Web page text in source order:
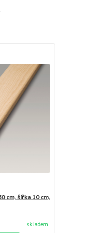
cm, šířka 10 cm,
skladem